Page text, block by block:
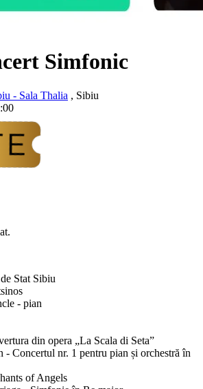
Simfonic
- Sala Thalia , Sibiu
Stat Sibiu
- pian
din opera „La Scala di Seta”
Concertul nr. 1 pentru pian și orchestră în
of Angels